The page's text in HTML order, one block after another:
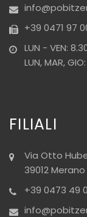
+39 0471 97
LUN - VEN:
LUN, MAR,
FILIALI
Via Otto
39012 Merano
+39 0473 49